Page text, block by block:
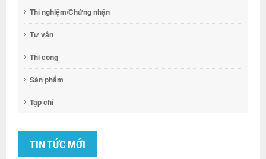
Thí nghiệm/Chứng nhận
Tư vấn
Thi công
Sản phẩm
Tạp chí
TIN TỨC MỚI